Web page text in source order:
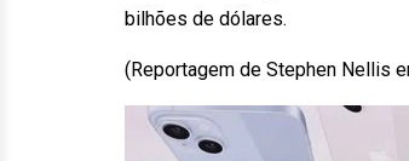
bilhões de dólares.
(Reportagem de Stephen Nellis